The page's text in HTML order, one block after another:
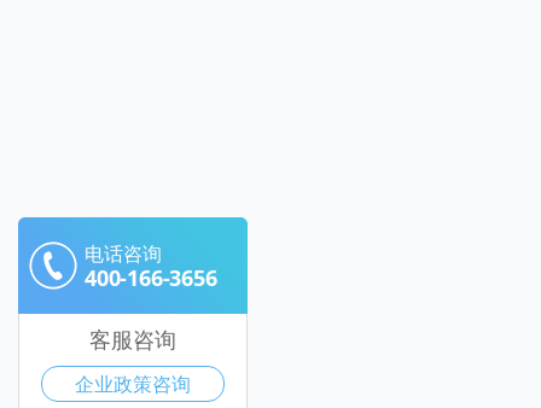
电话咨询
400-166-3656
客服咨询
企业政策咨询